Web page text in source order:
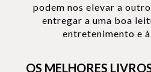
podem nos elevar a
entregar a uma boa
entretenimento e
OS MELHORES